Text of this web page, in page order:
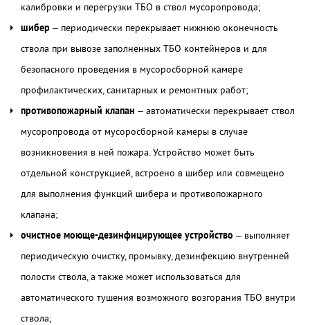
калибровки и перегрузки ТБО в ствол мусоропровода;
шибер – периодически перекрывает нижнюю оконечность
ствола при вывозе заполненных ТБО контейнеров и для
безопасного проведения в мусоросборной камере
профилактических, санитарных и ремонтных работ;
противопожарный клапан – автоматически перекрывает ствол
мусоропровода от мусоросборной камеры в случае
возникновения в ней пожара. Устройство может быть
отдельной конструкцией, встроено в шибер или совмещено
для выполнения функций шибера и противопожарного
клапана;
очистное моюще-дезинфицирующее устройство – выполняет
периодическую очистку, промывку, дезинфекцию внутренней
полости ствола, а также может использоваться для
автоматического тушения возможного возгорания ТБО внутри
ствола;